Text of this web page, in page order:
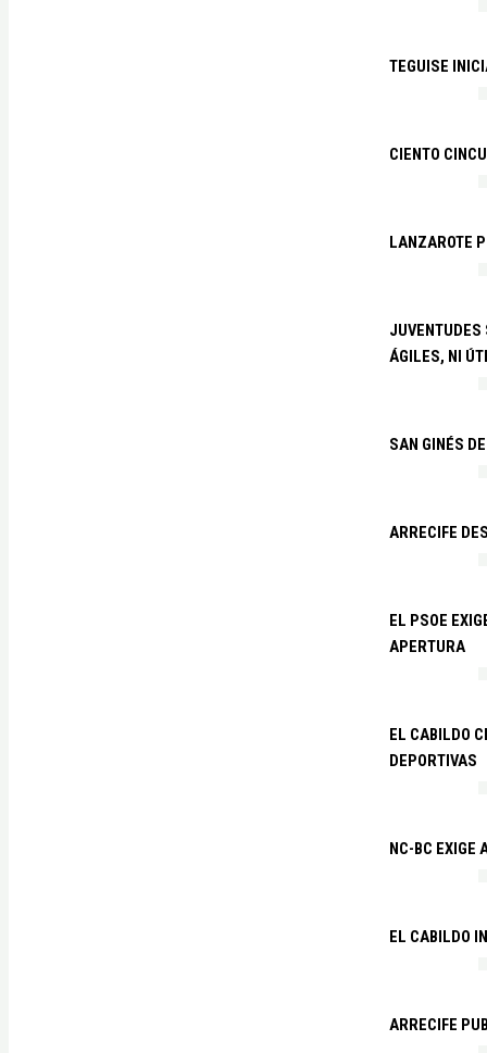
TEGUISE
CIENTO
LANZAROTE
JUVENTUDES
ÁGILES, NI
SAN GINÉS
ARRECIFE
EL PSOE
APERTURA
EL CABILDO
DEPORTIVAS
NC-BC EXIGE
EL CABILDO
ARRECIFE